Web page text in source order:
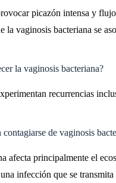
picazón intensa y
la vaginosis bacteriana se
la vaginosis bacteriana?
recurrencias
de vaginosis
afecta principalmente el
infección que se